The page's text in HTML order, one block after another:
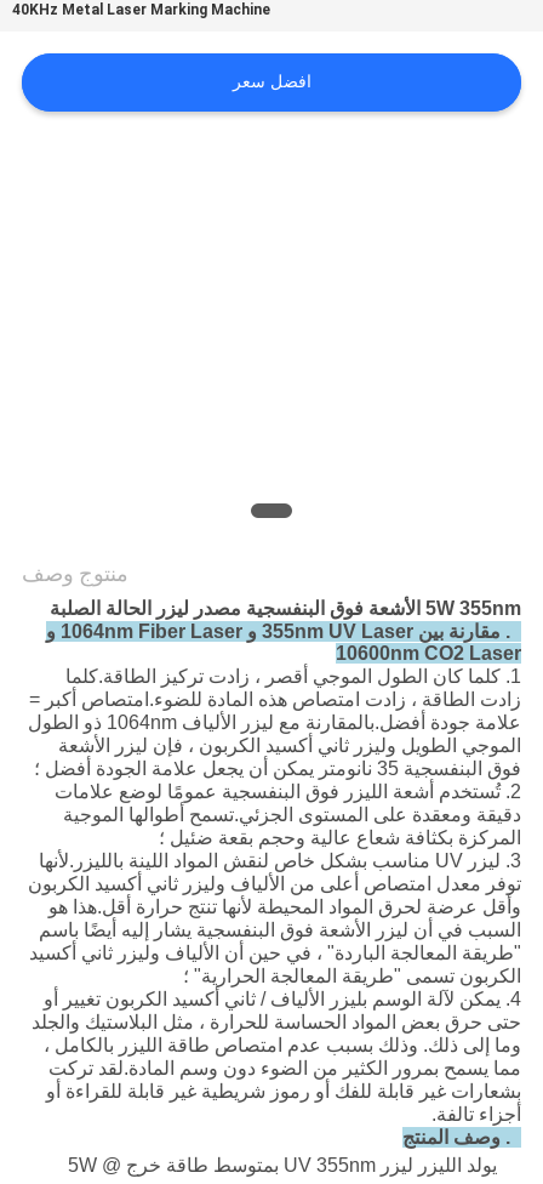
خريطة
40KHz Metal Laser Marking Machine
افضل سعر
منتوج وصف
5W 355nm الأشعة فوق البنفسجية مصدر ليزر الحالة الصلبة
مقارنة بين 355nm UV Laser و 1064nm Fiber Laser و
10600nm CO2 Laser
1. كلما كان الطول الموجي أقصر ، زادت تركيز الطاقة.كلما
زادت الطاقة ، زادت امتصاص هذه المادة للضوء.امتصاص أكبر =
علامة جودة أفضل.بالمقارنة مع ليزر الألياف 1064nm ذو الطول
الموجي الطويل وليزر ثاني أكسيد الكربون ، فإن ليزر الأشعة
فوق البنفسجية 35 نانومتر يمكن أن يجعل علامة الجودة أفضل ؛
2. تُستخدم أشعة الليزر فوق البنفسجية عمومًا لوضع علامات
دقيقة ومعقدة على المستوى الجزئي.تسمح أطوالها الموجية
المركزة بكثافة شعاع عالية وحجم بقعة ضئيل ؛
3. ليزر UV مناسب بشكل خاص لنقش المواد اللينة بالليزر.لأنها
توفر معدل امتصاص أعلى من الألياف وليزر ثاني أكسيد الكربون
وأقل عرضة لحرق المواد المحيطة لأنها تنتج حرارة أقل.هذا هو
السبب في أن ليزر الأشعة فوق البنفسجية يشار إليه أيضًا باسم
"طريقة المعالجة الباردة" ، في حين أن الألياف وليزر ثاني أكسيد
الكربون تسمى "طريقة المعالجة الحرارية" ؛
4. يمكن لآلة الوسم بليزر الألياف / ثاني أكسيد الكربون تغيير أو
حتى حرق بعض المواد الحساسة للحرارة ، مثل البلاستيك والجلد
وما إلى ذلك. وذلك بسبب عدم امتصاص طاقة الليزر بالكامل ،
مما يسمح بمرور الكثير من الضوء دون وسم المادة.لقد تركت
بشعارات غير قابلة للفك أو رموز شريطية غير قابلة للقراءة أو
أجزاء تالفة.
يولد الليزر ليزر UV 355nm بمتوسط ​​طاقة خرج 5W @